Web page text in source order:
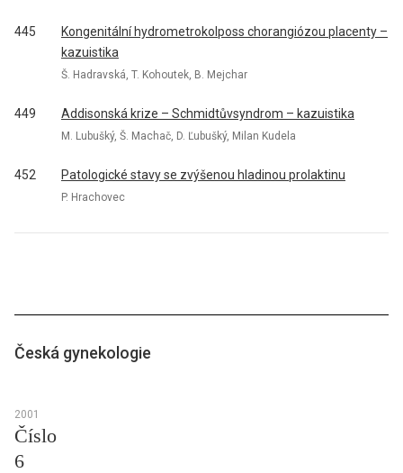
445
Kongenitální hydrometrokolposs chorangiózou placenty –
kazuistika
Š. Hadravská, T. Kohoutek, B. Mejchar
449 Addisonská krize – Schmidtůvsyndrom – kazuistika
M. Lubušký, Š. Machač, D. Ľubušký, Milan Kudela
452 Patologické stavy se zvýšenou hladinou prolaktinu
P. Hrachovec
Česká gynekologie
2001
Číslo
6